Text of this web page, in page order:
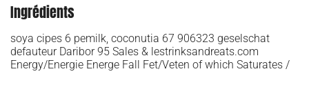
Ingrédients
soya cipes 6 pemilk, coconutia 67 906323 geselschat
defauteur Daribor 95 Sales & lestrinksandreats.com
Energy/Energie Energe Fall Fet/Veten of which Saturates /